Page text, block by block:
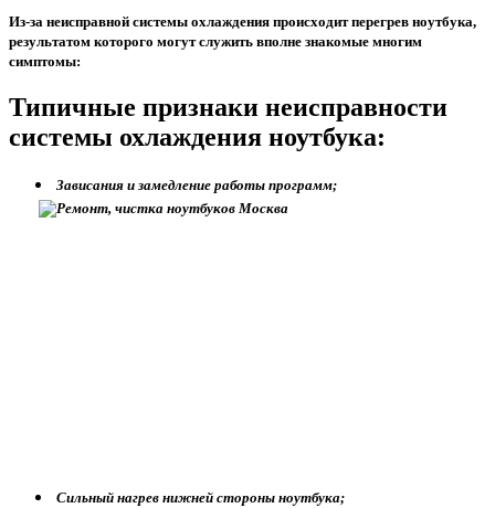
Из-за неисправной системы охлаждения происходит перегрев ноутбука,
результатом которого могут служить вполне знакомые многим
симптомы:
Типичные признаки неисправности
системы охлаждения ноутбука:
Зависания и замедление работы программ;
Сильный нагрев нижней стороны ноутбука;